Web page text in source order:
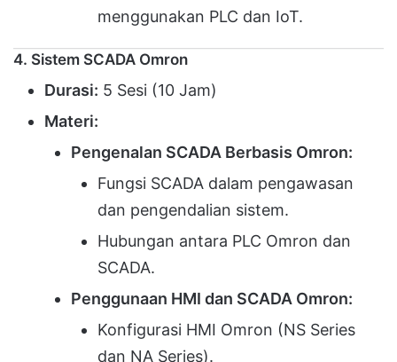
menggunakan PLC dan IoT.
4. Sistem SCADA Omron
Durasi: 5 Sesi (10 Jam)
Materi:
Pengenalan SCADA Berbasis Omron:
Fungsi SCADA dalam pengawasan
dan pengendalian sistem.
Hubungan antara PLC Omron dan
SCADA.
Penggunaan HMI dan SCADA Omron:
Konfigurasi HMI Omron (NS Series
dan NA Series).